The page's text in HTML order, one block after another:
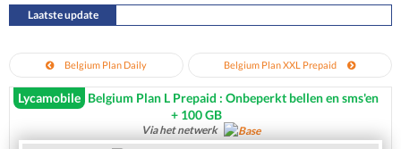
Laatste update
Belgium Plan Daily Belgium Plan XXL Prepaid
Lycamobile Belgium Plan L Prepaid : Onbeperkt bellen en sms'en
+ 100 GB
Via het netwerk